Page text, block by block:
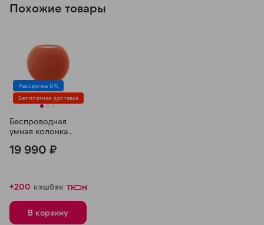
Похожие товары
Рассрочка 0%
Бесплатная доставка
Беспроводная
умная колонка
Mini, Оранжевый
19 990 ₽
+200 кэшбэк
В корзину